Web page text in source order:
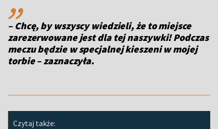
– Chcę, by wszyscy wiedzieli, że to miejsce
zarezerwowane jest dla tej naszywki! Podczas
meczu będzie w specjalnej kieszeni w mojej
torbie – zaznaczyła.
Czytaj także: